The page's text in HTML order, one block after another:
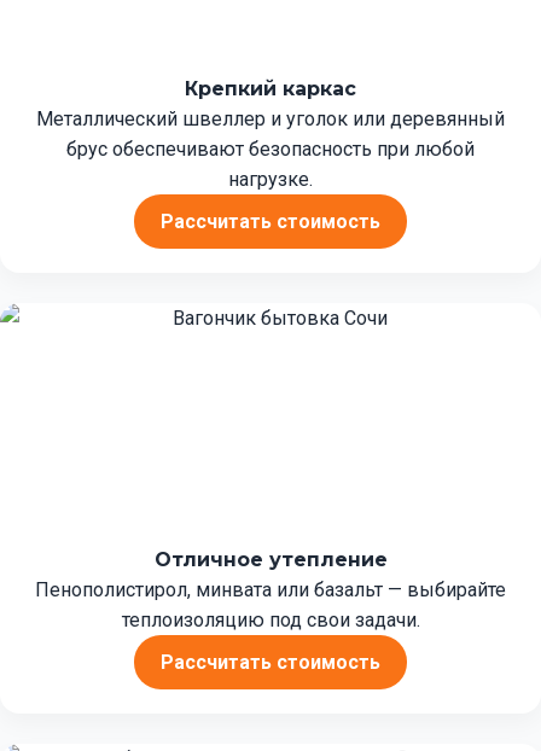
Крепкий каркас
Металлический швеллер и уголок или деревянный
брус обеспечивают безопасность при любой
нагрузке.
Рассчитать стоимость
Отличное утепление
Пенополистирол, минвата или базальт — выбирайте
теплоизоляцию под свои задачи.
Рассчитать стоимость